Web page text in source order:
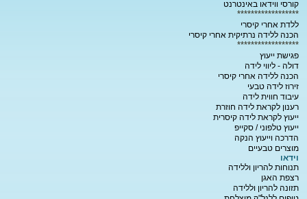
קורסי ווידאו באינטרנט
******************
ללדת אחרי קיסרי
הכנה ללידה נרתיקית אחרי קיסרי
******************
פגישת ייעוץ
דולה - ליווי לידה
הכנה ללידה אחרי קיסרי
זירוז לידה טבעי
עיבוד חווית לידה
רענון לקראת לידה חוזרת
ייעוץ לקראת לידה קיסרית
ייעוץ טלפוני / סקייפ
הדרכה וייעוץ הנקה
מוצרים טבעיים
וידאו
תנוחות להריון וללידה
רצפת האגן
תזונה להריון וללידה